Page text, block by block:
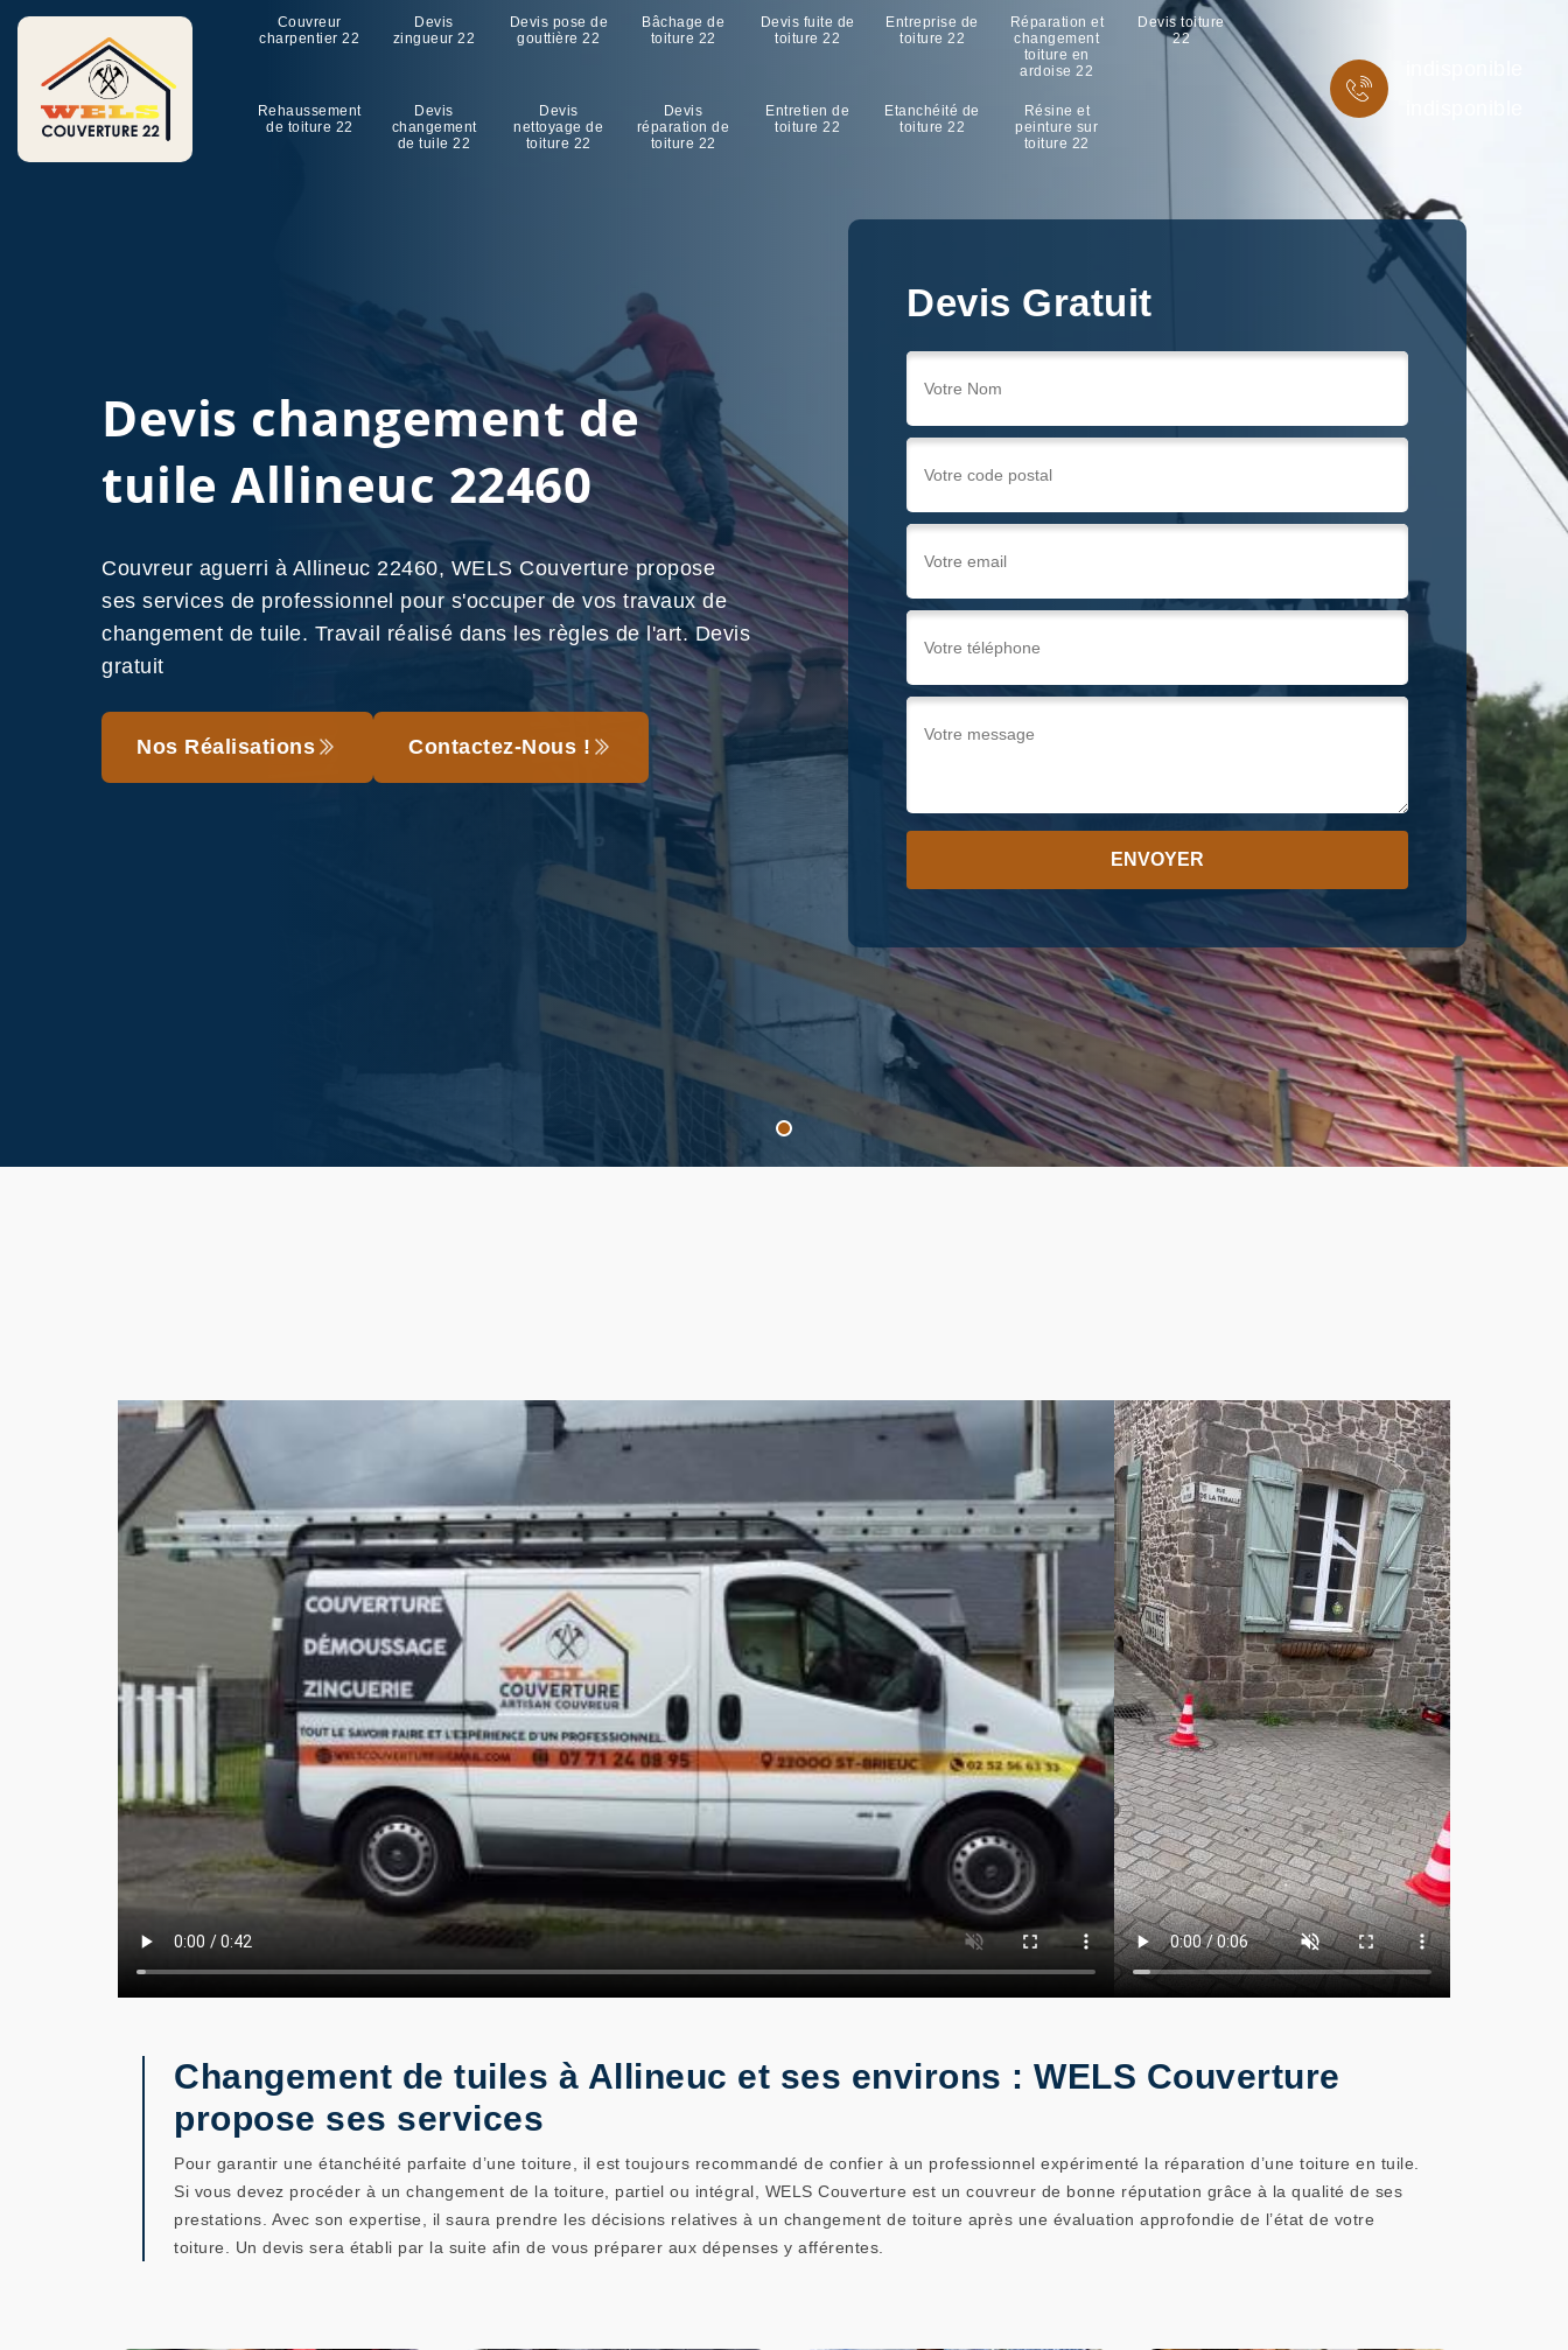
Couvreur
charpentier 22
Devis
zingueur 22
Devis pose de
gouttière 22
Bâchage de
toiture 22
Devis fuite de
toiture 22
Entreprise de
toiture 22
Réparation et
changement
toiture en
ardoise 22
Devis toiture
22
Rehaussement
de toiture 22
Devis
changement
de tuile 22
Devis
nettoyage de
toiture 22
Devis
réparation de
toiture 22
Entretien de
toiture 22
Etanchéité de
toiture 22
Résine et
peinture sur
toiture 22
Devis changement de
tuile Allineuc 22460
Couvreur aguerri à Allineuc 22460, WELS Couverture propose
ses services de professionnel pour s'occuper de vos travaux de
changement de tuile. Travail réalisé dans les règles de l'art. Devis
gratuit
Nos Réalisations Contactez-Nous !
Devis Gratuit
Changement de tuiles à Allineuc et ses environs : WELS Couverture
propose ses services
Pour garantir une étanchéité parfaite d’une toiture, il est toujours recommandé de confier à un professionnel expérimenté la réparation d’une toiture en tuile.
Si vous devez procéder à un changement de la toiture, partiel ou intégral, WELS Couverture est un couvreur de bonne réputation grâce à la qualité de ses
prestations. Avec son expertise, il saura prendre les décisions relatives à un changement de toiture après une évaluation approfondie de l’état de votre
toiture. Un devis sera établi par la suite afin de vous préparer aux dépenses y afférentes.